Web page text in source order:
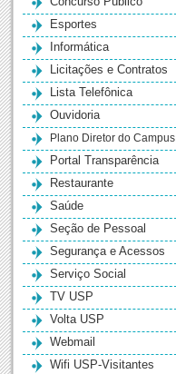
Esportes
Informática
Licitações e Contratos
Lista Telefônica
Ouvidoria
Plano Diretor do Campus
Portal Transparência
Restaurante
Saúde
Seção de Pessoal
Segurança e Acessos
Serviço Social
TV USP
Volta USP
Webmail
Wifi USP-Visitantes